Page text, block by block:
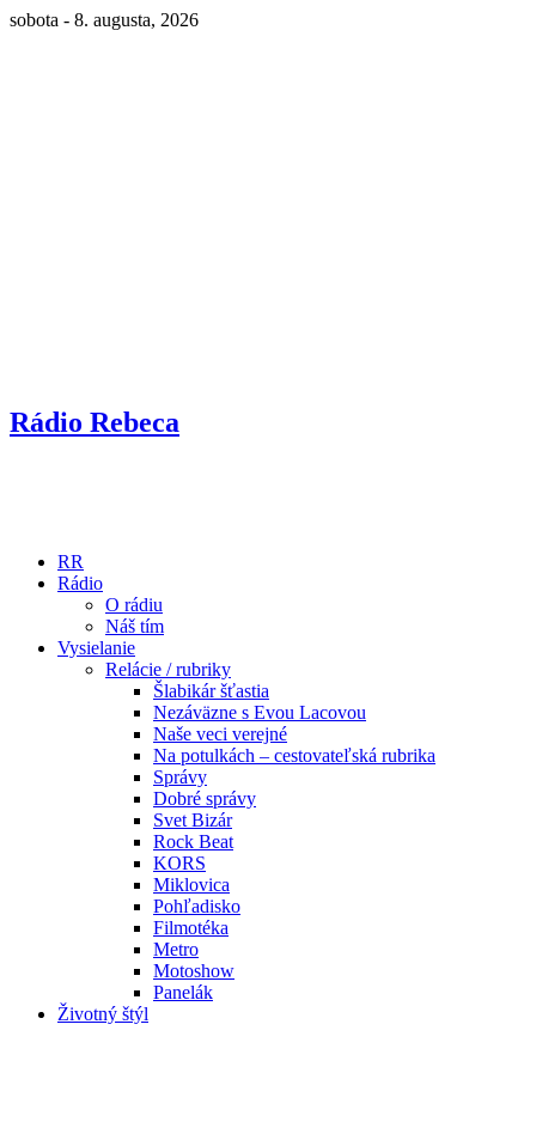
sobota - 8. augusta, 2026
Rádio Rebeca
RR
Rádio
O rádiu
Náš tím
Vysielanie
Relácie / rubriky
Šlabikár šťastia
Nezáväzne s Evou Lacovou
Naše veci verejné
Na potulkách – cestovateľská rubrika
Správy
Dobré správy
Svet Bizár
Rock Beat
KORS
Miklovica
Pohľadisko
Filmotéka
Metro
Motoshow
Panelák
Životný štýl